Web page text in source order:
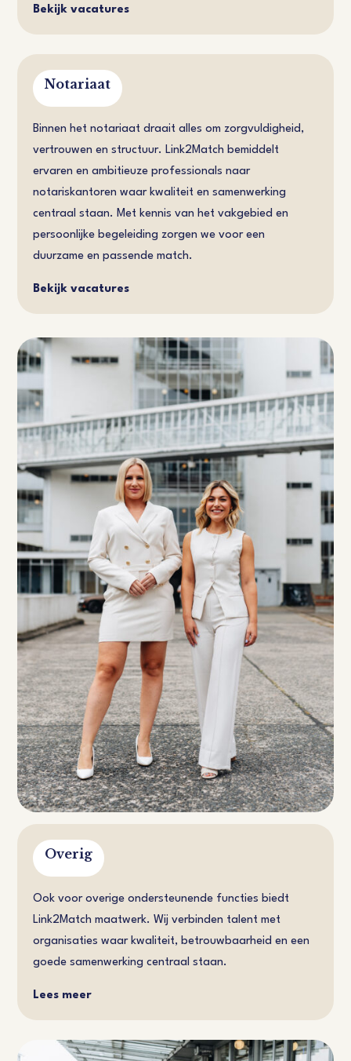
Notariaat
Binnen het notariaat draait alles om zorgvuldigheid,
vertrouwen en structuur. Link2Match bemiddelt
ervaren en ambitieuze professionals naar
notariskantoren waar kwaliteit en samenwerking
centraal staan. Met kennis van het vakgebied en
persoonlijke begeleiding zorgen we voor een
duurzame en passende match.
Bekijk vacatures
Bekijk vacatures
Overig
Ook voor overige ondersteunende functies biedt
Link2Match maatwerk. Wij verbinden talent met
organisaties waar kwaliteit, betrouwbaarheid en een
goede samenwerking centraal staan.
Lees meer